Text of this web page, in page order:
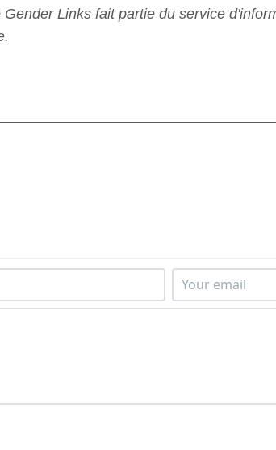
Links fait partie du service